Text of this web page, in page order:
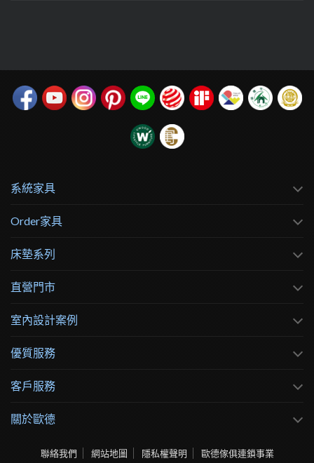
系統家具
Order家具
床墊系列
直營門市
室內設計案例
優質服務
客戶服務
關於歐德
聯絡我們 網站地圖 隱私權聲明 歐德傢俱連鎖事業